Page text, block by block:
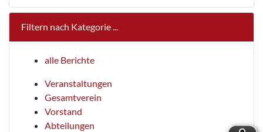
Filtern nach Kategorie ...
alle Berichte
Veranstaltungen
Gesamtverein
Vorstand
Abteilungen